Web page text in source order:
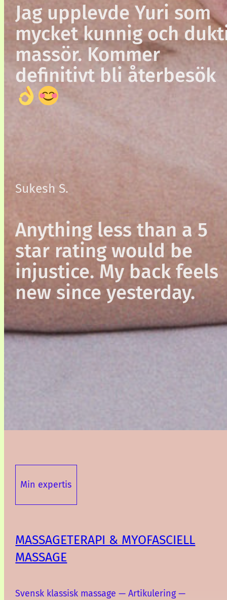
Jag upplevde Yuri som
mycket kunnig och
massör. Kommer
definitivt bli återbesök
Sukesh S.
Anything less than a 5
star rating would be
injustice. My back feels
new since yesterday.
Min expertis
MASSAGETERAPI & MYOFASCIELL
MASSAGE
Svensk klassisk massage — Artikulering —